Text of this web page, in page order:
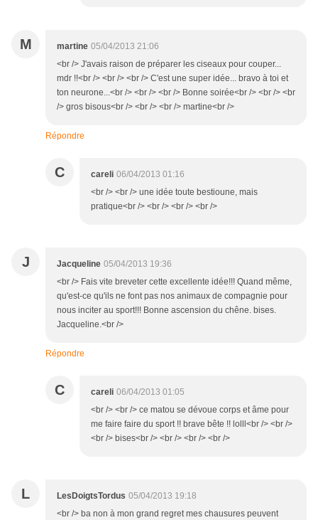
M martine 05/04/2013 21:06
<br /> J'avais raison de préparer les ciseaux pour couper...
mdr !!<br /> <br /> <br /> C'est une super idée... bravo à toi et
ton neurone...<br /> <br /> <br /> Bonne soirée<br /> <br /> <br
/> gros bisous<br /> <br /> <br /> martine<br />
Répondre
C careli 06/04/2013 01:16
<br /> <br /> une idée toute bestioune, mais
pratique<br /> <br /> <br /> <br />
J Jacqueline 05/04/2013 19:36
<br /> Fais vite breveter cette excellente idée!!! Quand même,
qu'est-ce qu'ils ne font pas nos animaux de compagnie pour
nous inciter au sport!!! Bonne ascension du chêne. bises.
Jacqueline.<br />
Répondre
C careli 06/04/2013 01:05
<br /> <br /> ce matou se dévoue corps et âme pour
me faire faire du sport !! brave bête !! lolll<br /> <br />
<br /> bises<br /> <br /> <br /> <br />
L LesDoigtsTordus 05/04/2013 19:18
<br /> ba non à mon grand regret mes chausures peuvent